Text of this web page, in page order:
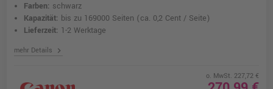
Farben: schwarz
Kapazität: bis zu 169000 Seiten (ca. 0,2 Cent / Seite)
Lieferzeit: 1-2 Werktage
mehr Details chevron_right
o. MwSt. 227,72 €